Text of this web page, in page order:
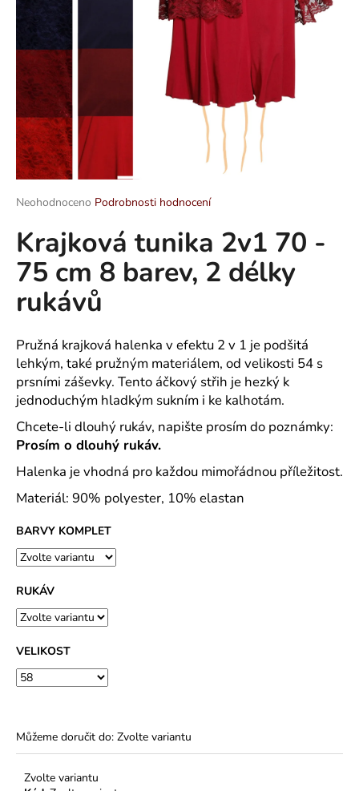
Průměrné
produktu
je
0,0
z
hvězdiček.
Neohodnoceno Podrobnosti hodnocení
Krajková tunika 2v1 70 -
75 cm 8 barev, 2 délky
rukávů
Pružná krajková halenka v efektu 2 v 1 je podšitá
lehkým, také pružným materiálem, od velikosti 54 s
prsními záševky. Tento áčkový střih je hezký k
jednoduchým hladkým sukním i ke kalhotám.
Chcete-li dlouhý rukáv, napište prosím do poznámky:
Prosím o dlouhý rukáv.
Halenka je vhodná pro každou mimořádnou příležitost.
Materiál: 90% polyester, 10% elastan
BARVY KOMPLET
RUKÁV
VELIKOST
Můžeme doručit do: Zvolte variantu
Zvolte variantu
a
í
t
?
D
o
o
u
č
u
j
e
m
e
RESIST
POLO
POLOKOŠILE
PÁNSKÁ
PIQUE,
%
PŘEDSRÁŽENÁ
BAVLNA
-
18
BAREV
500